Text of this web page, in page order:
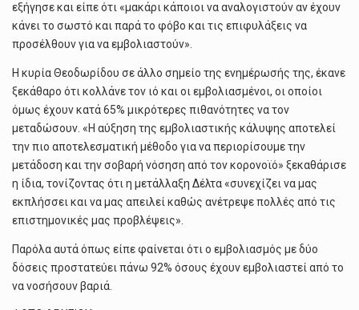
εξήγησε και είπε ότι «μακάρι κάποιοι να αναλογιστούν αν έχουν
κάνει το σωστό και παρά το φόβο και τις επιφυλάξεις να
προσέλθουν για να εμβολιαστούν».
Η κυρία Θεοδωρίδου σε άλλο σημείο της ενημέρωσής της, έκανε
ξεκάθαρο ότι κολλάνε τον ιό και οι εμβολιασμένοι, οι οποίοι
όμως έχουν κατά 65% μικρότερες πιθανότητες να τον
μεταδώσουν. «Η αύξηση της εμβολιαστικής κάλυψης αποτελεί
την πιο αποτελεσματική μέθοδο για να περιορίσουμε την
μετάδοση και την σοβαρή νόσηση από τον κορονοϊό» ξεκαθάρισε
η ίδια, τονίζοντας ότι η μετάλλαξη Δέλτα «συνεχίζει να μας
εκπλήσσει και να μας απειλεί καθώς ανέτρεψε πολλές από τις
επιστημονικές μας προβλέψεις».
Παρόλα αυτά όπως είπε φαίνεται ότι ο εμβολιασμός με δύο
δόσεις προστατεύει πάνω 92% όσους έχουν εμβολιαστεί από το
να νοσήσουν βαριά.